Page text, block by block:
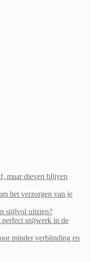
maar dieven blijven
het verzorgen van je
stijlvol uitzien?
perfect snijwerk in de
minder verblinding en